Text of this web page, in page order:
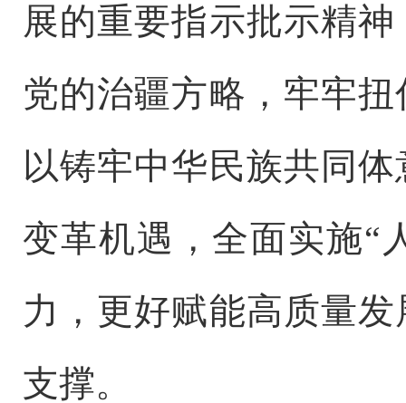
展的重要指示批示精
党的治疆方略，牢牢
以铸牢中华民族共同
变革机遇，全面实施“
力，更好赋能高质量
支撑。